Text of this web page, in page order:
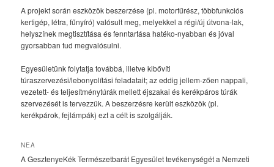
A projekt során eszközök beszerzése (pl. motorfűrész, többfunkciós
kertigép, létra, fűnyíró) valósult meg, melyekkel a régi/új útvona-lak,
helyszínek megtisztítása és fenntartása hatéko-nyabban és jóval
gyorsabban tud megvalósulni.
Egyesületünk folytatja továbbá, illetve kibővíti
túraszervezési/lebonyolítási feladatait; az eddig jellem-zően nappali,
vezetett- és teljesítménytúrák mellett éjszakai és kerékpáros túrák
szervezését is tervezzük. A beszerzésre került eszközök (pl.
kerékpárok, fejlámpák) ezt a célt is szolgálják.
NEA
A GesztenyeKék Természetbarát Egyesület tevékenységét a Nemzeti